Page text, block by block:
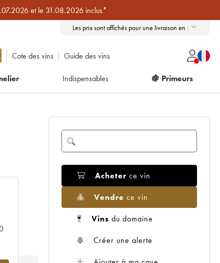
et le 31.08.2026 inclus*
Les prix sont affichés pour une livraison en :
Cote des vins Guide des vins
Indispensables 🍇 Primeurs
Acheter ce vin
Vendre ce vin
Vins du domaine
Créer une alerte